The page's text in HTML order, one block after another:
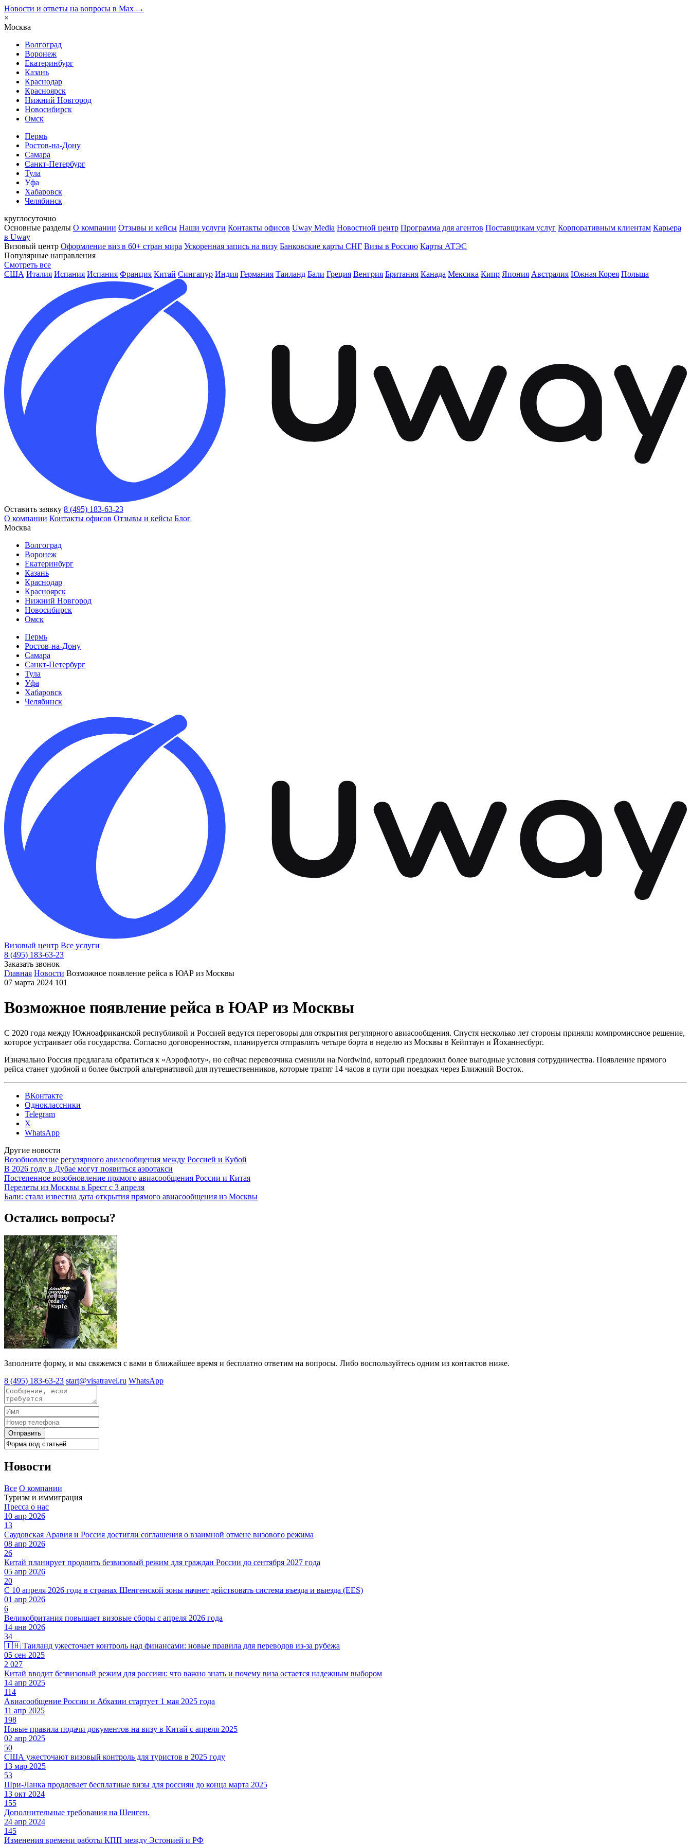
Новости и ответы на вопросы в Max →
×
Москва
Волгоград
Воронеж
Екатеринбург
Казань
Краснодар
Красноярск
Нижний Новгород
Новосибирск
Омск
Пермь
Ростов-на-Дону
Самара
Санкт-Петербург
Тула
Уфа
Хабаровск
Челябинск
круглосуточно
Основные разделы О компании Отзывы и кейсы Наши услуги Контакты офисов Uway Media Новостной центр Программа для агентов Поставщикам услуг Корпоративным клиентам Карьера
в Uway
Визовый центр Оформление виз в 60+ стран мира Ускоренная запись на визу Банковские карты СНГ Визы в Россию Карты АТЭС
Популярные направления
Смотреть все
США Италия Испания Испания Франция Китай Сингапур Индия Германия Таиланд Бали Греция Венгрия Британия Канада Мексика Кипр Япония Австралия Южная Корея Польша
Оставить заявку 8 (495) 183-63-23
О компании Контакты офисов Отзывы и кейсы Блог
Москва
Волгоград
Воронеж
Екатеринбург
Казань
Краснодар
Красноярск
Нижний Новгород
Новосибирск
Омск
Пермь
Ростов-на-Дону
Самара
Санкт-Петербург
Тула
Уфа
Хабаровск
Челябинск
Визовый центр Все услуги
8 (495) 183-63-23
Заказать звонок
Главная Новости Возможное появление рейса в ЮАР из Москвы
07 марта 2024 101
Возможное появление рейса в ЮАР из Москвы
С 2020 года между Южноафриканской республикой и Россией ведутся переговоры для открытия регулярного авиасообщения. Спустя несколько лет стороны приняли компромиссное решение,
которое устраивает оба государства. Согласно договоренностям, планируется отправлять четыре борта в неделю из Москвы в Кейптаун и Йоханнесбург.
Изначально Россия предлагала обратиться к «Аэрофлоту», но сейчас перевозчика сменили на Nordwind, который предложил более выгодные условия сотрудничества. Появление прямого
рейса станет удобной и более быстрой альтернативой для путешественников, которые тратят 14 часов в пути при поездках через Ближний Восток.
ВКонтакте
Одноклассники
Telegram
X
WhatsApp
Другие новости
Возобновление регулярного авиасообщения между Россией и Кубой
В 2026 году в Дубае могут появиться аэротакси
Постепенное возобновление прямого авиасообщения России и Китая
Перелеты из Москвы в Брест с 3 апреля
Бали: стала известна дата открытия прямого авиасообщения из Москвы
Остались вопросы?
Заполните форму, и мы свяжемся с вами в ближайшее время и бесплатно ответим на вопросы. Либо воспользуйтесь одним из контактов ниже.
8 (495) 183-63-23 start@visatravel.ru WhatsApp
Отправить
Новости
Все О компании
Туризм и иммиграция
Пресса о нас
10 апр 2026
13
Саудовская Аравия и Россия достигли соглашения о взаимной отмене визового режима
08 апр 2026
26
Китай планирует продлить безвизовый режим для граждан России до сентября 2027 года
05 апр 2026
20
С 10 апреля 2026 года в странах Шенгенской зоны начнет действовать система въезда и выезда (EES)
01 апр 2026
6
Великобритания повышает визовые сборы с апреля 2026 года
14 янв 2026
34
🇹🇭 Таиланд ужесточает контроль над финансами: новые правила для переводов из-за рубежа
05 сен 2025
2 027
Китай вводит безвизовый режим для россиян: что важно знать и почему виза остается надежным выбором
14 апр 2025
114
Авиасообщение России и Абхазии стартует 1 мая 2025 года
11 апр 2025
198
Новые правила подачи документов на визу в Китай с апреля 2025
02 апр 2025
50
США ужесточают визовый контроль для туристов в 2025 году
13 мар 2025
53
Шри-Ланка продлевает бесплатные визы для россиян до конца марта 2025
13 окт 2024
155
Дополнительные требования на Шенген.
24 апр 2024
145
Изменения времени работы КПП между Эстонией и РФ